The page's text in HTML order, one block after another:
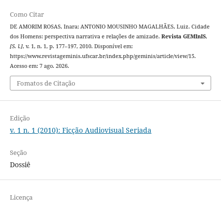
Como Citar
DE AMORIM ROSAS, Inara; ANTONIO MOUSINHO MAGALHÃES, Luiz. Cidade
dos Homens: perspectiva narrativa e relações de amizade. Revista GEMInIS,
[S. l.], v. 1, n. 1, p. 177–197, 2010. Disponível em:
https://www.revistageminis.ufscar.br/index.php/geminis/article/view/15.
Acesso em: 7 ago. 2026.
Fomatos de Citação
Edição
v. 1 n. 1 (2010): Ficção Audiovisual Seriada
Seção
Dossiê
Licença